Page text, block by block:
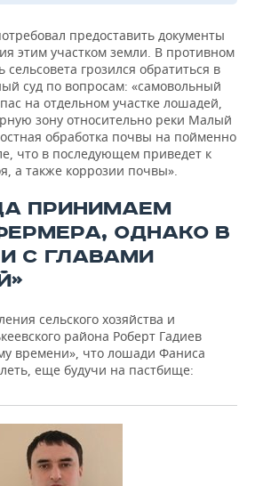
предоставить документы
этим участком земли. В противном
сельсовета грозился обратиться в
суд по вопросам: «самовольный
на отдельном участке лошадей,
зону относительно реки Малый
обработка почвы на пойменно
что в последующем приведет к
а также коррозии почвы».
ПРИНИМАЕМ
ОДНАКО В
С ГЛАВАМИ
сельского хозяйства и
района Роберт Гадиев
времени», что лошади Фаниса
еще будучи на пастбище: